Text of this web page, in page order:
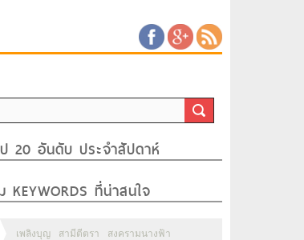
20 อันดับ ประจำสัปดาห์
KEYWORDS ที่น่าสนใจ
เพลิงบุญ สามีตีตรา สงครามนางฟ้า